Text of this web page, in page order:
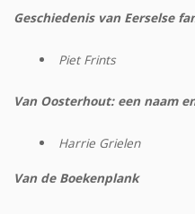
Geschiedenis van Eerselse
Piet Frints
Van Oosterhout: een naam
Harrie Grielen
Van de Boekenplank